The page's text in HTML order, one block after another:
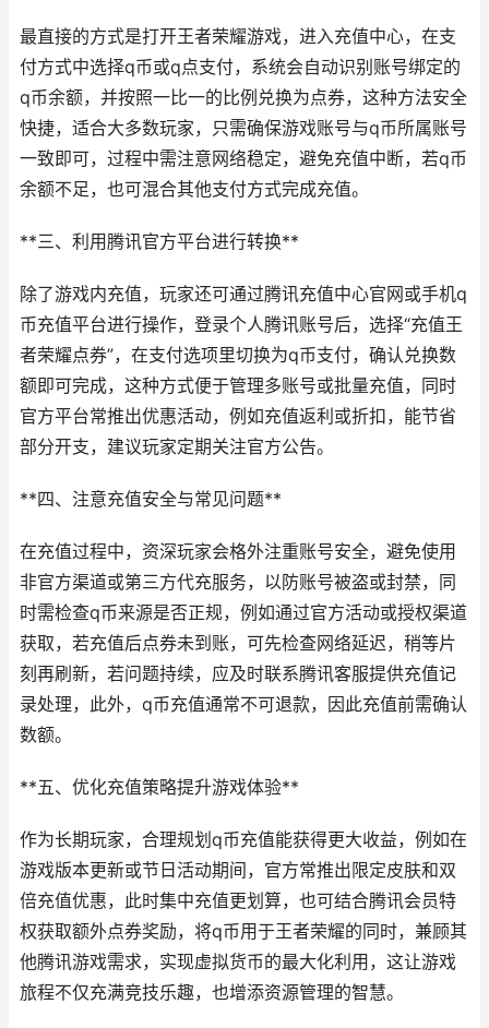
最直接的方式是打开王者荣耀游戏，进入充值中心，在支
付方式中选择q币或q点支付，系统会自动识别账号绑定的
q币余额，并按照一比一的比例兑换为点券，这种方法安全
快捷，适合大多数玩家，只需确保游戏账号与q币所属账号
一致即可，过程中需注意网络稳定，避免充值中断，若q币
余额不足，也可混合其他支付方式完成充值。
**三、利用腾讯官方平台进行转换**
除了游戏内充值，玩家还可通过腾讯充值中心官网或手机q
币充值平台进行操作，登录个人腾讯账号后，选择“充值王
者荣耀点券”，在支付选项里切换为q币支付，确认兑换数
额即可完成，这种方式便于管理多账号或批量充值，同时
官方平台常推出优惠活动，例如充值返利或折扣，能节省
部分开支，建议玩家定期关注官方公告。
**四、注意充值安全与常见问题**
在充值过程中，资深玩家会格外注重账号安全，避免使用
非官方渠道或第三方代充服务，以防账号被盗或封禁，同
时需检查q币来源是否正规，例如通过官方活动或授权渠道
获取，若充值后点券未到账，可先检查网络延迟，稍等片
刻再刷新，若问题持续，应及时联系腾讯客服提供充值记
录处理，此外，q币充值通常不可退款，因此充值前需确认
数额。
**五、优化充值策略提升游戏体验**
作为长期玩家，合理规划q币充值能获得更大收益，例如在
游戏版本更新或节日活动期间，官方常推出限定皮肤和双
倍充值优惠，此时集中充值更划算，也可结合腾讯会员特
权获取额外点券奖励，将q币用于王者荣耀的同时，兼顾其
他腾讯游戏需求，实现虚拟货币的最大化利用，这让游戏
旅程不仅充满竞技乐趣，也增添资源管理的智慧。